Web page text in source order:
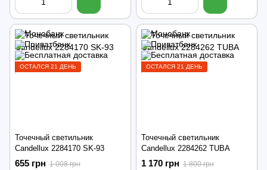
ОСТАЛСЯ 21 ДЕНЬ
Точечный светильник
Candellux 2284170 SK-93
655 грн 1 008 грн
ОСТАЛСЯ 21 ДЕНЬ
Точечный светильник
Candellux 2284262 TUBA
1 170 грн 1 800 грн